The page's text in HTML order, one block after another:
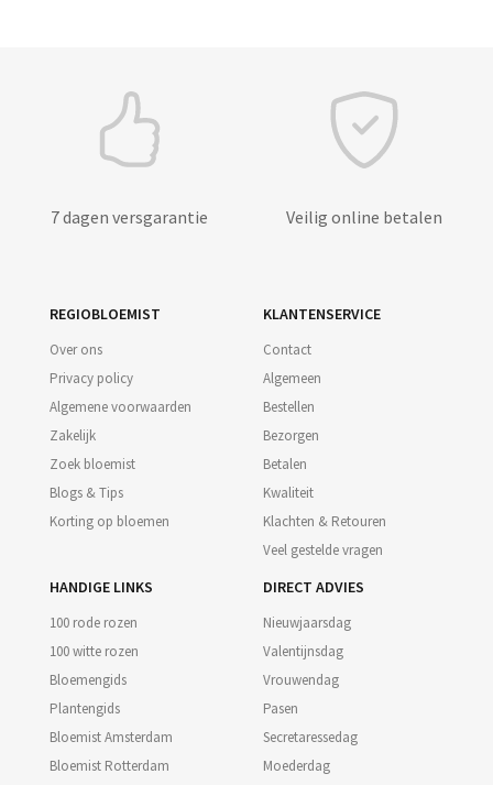
7 dagen versgarantie Veilig online betalen
REGIOBLOEMIST
Over ons
Privacy policy
Algemene voorwaarden
Zakelijk
Zoek bloemist
Blogs & Tips
Korting op bloemen
KLANTENSERVICE
Contact
Algemeen
Bestellen
Bezorgen
Betalen
Kwaliteit
Klachten & Retouren
Veel gestelde vragen
HANDIGE LINKS
100 rode rozen
100 witte rozen
Bloemengids
Plantengids
Bloemist Amsterdam
Bloemist Rotterdam
DIRECT ADVIES
Nieuwjaarsdag
Valentijnsdag
Vrouwendag
Pasen
Secretaressedag
Moederdag